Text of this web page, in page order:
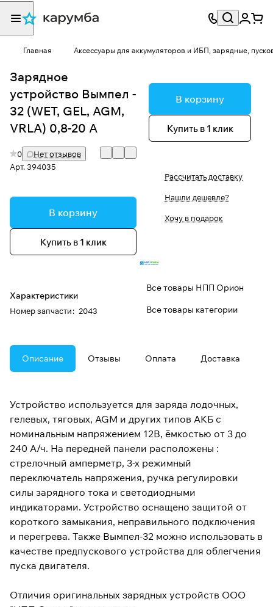
Главная Аксессуары для аккумуляторов и ИБП, зарядные,
Зарядное
устройство Вымпел -
32 (WET, GEL, AGM,
VRLA) 0,8-20 А
0
Нет отзывов
Арт.394035
В корзину
Купить в 1 клик
Характеристики
Номер запчасти: 2043
В корзину
Купить в 1 клик
Рассчитать доставку
Нашли дешевле?
Хочу в подарок
Все товары НПП Орион
Все товары категории
Описание Отзывы Оплата Доставка
Устройство используется для заряда лодочных,
гелевых, тяговых, AGM и других типов АКБ с
номинальным напряжением 12В, ёмкостью от 3 до
240 А/ч. На передней панели расположены :
стрелочный амперметр, 3-х режимный
переключатель напряжения, ручка регулировки
силы зарядного тока и светодиодными
индикаторами. Устройство оснащено защитой от
короткого замыкания, неправильного подключения
и перегрева. Также Вымпел-32 можно использовать в
качестве предпускового устройства для облегчения
пуска двигателя.
Отличия оригинальных зарядных устройств ООО